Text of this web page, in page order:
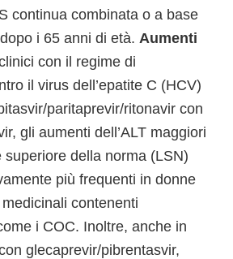
continua combinata o a base
i 65 anni di età. Aumenti
con il regime di
il virus dell’epatite C (HCV)
paritaprevir/ritonavir con
gli aumenti dell’ALT maggiori
superiore della norma (LSN)
più frequenti in donne
contenenti
i COC. Inoltre, anche in
glecaprevir/pibrentasvir,